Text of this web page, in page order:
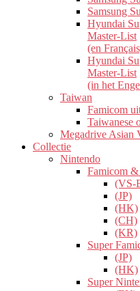
Samsung
Hyundai
Master-List
(en
Hyundai
Master-List
(in het
Taiwan
Famicom
Taiwanese
Megadrive Asian
Collectie
Nintendo
Famicom
(VS-
(JP)
(HK)
(CH)
(KR)
Super
(JP)
(HK)
Super